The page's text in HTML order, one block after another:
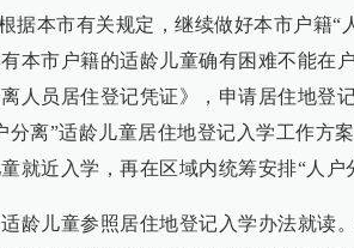
据本市有关规定，继续做好本市户籍“
本市户籍的适龄儿童确有困难不能在
人员居住登记凭证》，申请居住地登
分离”适龄儿童居住地登记入学工作方
就近入学，再在区域内统筹安排“人户
龄儿童参照居住地登记入学办法就读